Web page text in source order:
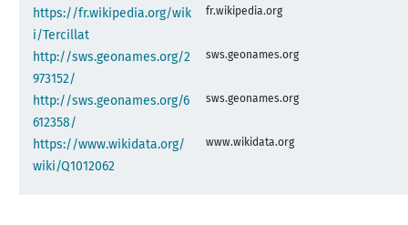
https://fr.wikipedia.org/wik
i/Tercillat
fr.wikipedia.org
http://sws.geonames.org/2
973152/
sws.geonames.org
http://sws.geonames.org/6
612358/
sws.geonames.org
https://www.wikidata.org/
wiki/Q1012062
www.wikidata.org